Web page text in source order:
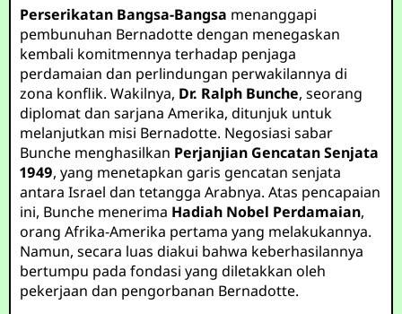
Perserikatan Bangsa-Bangsa menanggapi
pembunuhan Bernadotte dengan menegaskan
kembali komitmennya terhadap penjaga
perdamaian dan perlindungan perwakilannya di
zona konflik. Wakilnya, Dr. Ralph Bunche, seorang
diplomat dan sarjana Amerika, ditunjuk untuk
melanjutkan misi Bernadotte. Negosiasi sabar
Bunche menghasilkan Perjanjian Gencatan Senjata
1949, yang menetapkan garis gencatan senjata
antara Israel dan tetangga Arabnya. Atas pencapaian
ini, Bunche menerima Hadiah Nobel Perdamaian,
orang Afrika-Amerika pertama yang melakukannya.
Namun, secara luas diakui bahwa keberhasilannya
bertumpu pada fondasi yang diletakkan oleh
pekerjaan dan pengorbanan Bernadotte.